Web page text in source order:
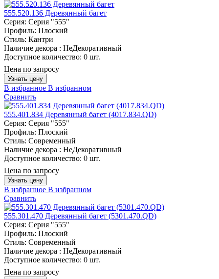
555.520.136 Деревянный багет
Серия: Серия "555"
Профиль: Плоский
Стиль: Кантри
Наличие декора : НеДекоративный
Доступное количество: 0 шт.
Цена по запросу
Узнать цену
В избранное В избранном
Сравнить
555.401.834 Деревянный багет (4017.834.QD)
Серия: Серия "555"
Профиль: Плоский
Стиль: Современный
Наличие декора : НеДекоративный
Доступное количество: 0 шт.
Цена по запросу
Узнать цену
В избранное В избранном
Сравнить
555.301.470 Деревянный багет (5301.470.QD)
Серия: Серия "555"
Профиль: Плоский
Стиль: Современный
Наличие декора : НеДекоративный
Доступное количество: 0 шт.
Цена по запросу